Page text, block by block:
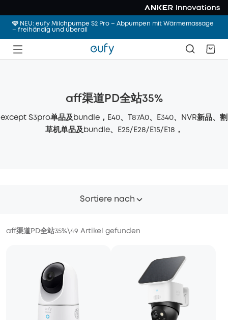
🩷 NEU: eufy Milchpumpe S2 Pro – Abpumpen mit Wärmemassage
– freihändig und überall
aff渠道PD全站35%
except S3pro单品及bundle，E40、T87A0、E340、NVR新品、割
草机单品及bundle、E25/E28/E15/E18，
Sortiere nach
aff渠道PD全站35%\49 Artikel gefunden